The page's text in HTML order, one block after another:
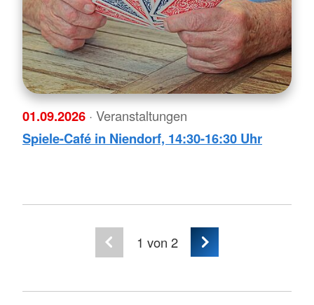
01.09.2026 · Veranstaltungen
Spiele-Café in Niendorf, 14:30-16:30 Uhr
1 von 2